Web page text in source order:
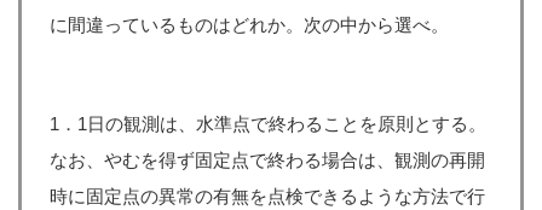
に間違っているものはどれか。次の中から選べ。
1．1日の観測は、水準点で終わることを原則とする。
なお、やむを得ず固定点で終わる場合は、観測の再開
時に固定点の異常の有無を点検できるような方法で行